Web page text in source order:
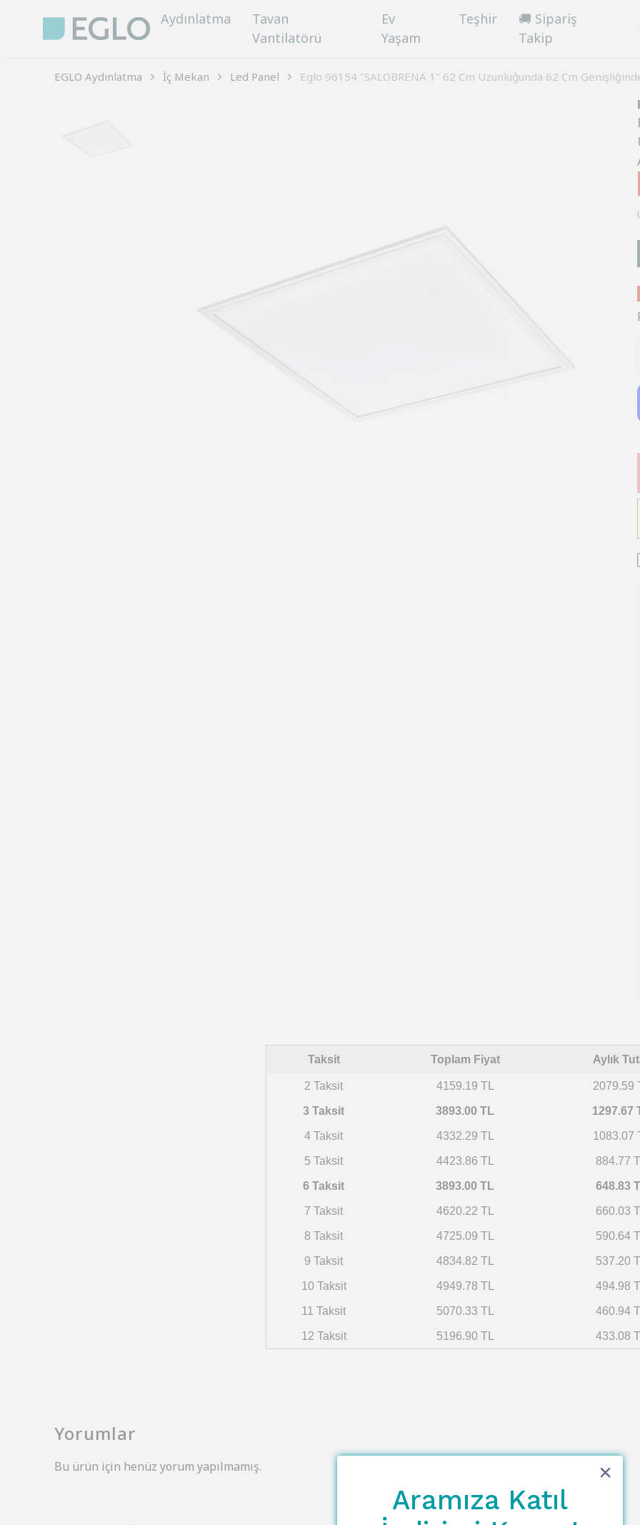
Aydınlatma
Tavan
Vantilatörü
Ev
Yaşam
Teşhir
🚚 Sipariş
Takip
EGLO Aydınlatma İç Mekan Led Panel Eglo 96154 "SALOBRENA 1" 62 Cm Uzunluğunda 62 Cm
Taksit Toplam Fiyat Aylık
2 Taksit 4159.19 TL 2079.59
3 Taksit 3893.00 TL 1297.67
4 Taksit 4332.29 TL 1083.07
5 Taksit 4423.86 TL 884.77
6 Taksit 3893.00 TL 648.83
7 Taksit 4620.22 TL 660.03
8 Taksit 4725.09 TL 590.64
9 Taksit 4834.82 TL 537.20
10 Taksit 4949.78 TL 494.98
11 Taksit 5070.33 TL 460.94
12 Taksit 5196.90 TL 433.08
Yorumlar
Bu ürün için henüz yorum yapılmamış.
Aramıza Katıl